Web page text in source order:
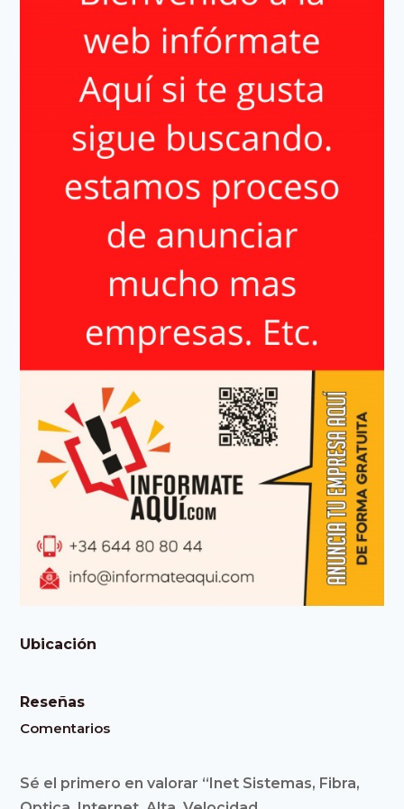
Ubicación
Reseñas
Comentarios
Sé el primero en valorar “Inet Sistemas, Fibra,